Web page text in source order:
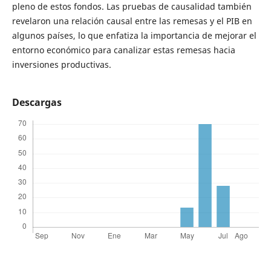
pleno de estos fondos. Las pruebas de causalidad también
revelaron una relación causal entre las remesas y el PIB en
algunos países, lo que enfatiza la importancia de mejorar el
entorno económico para canalizar estas remesas hacia
inversiones productivas.
Descargas